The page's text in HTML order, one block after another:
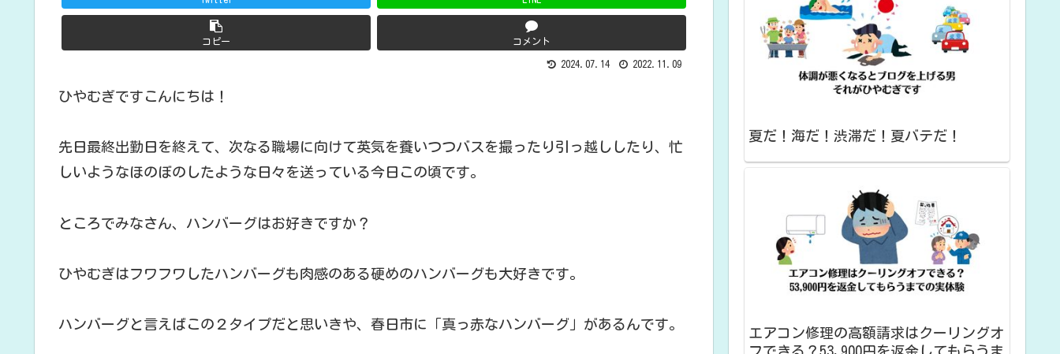
コピー コメント
2024.07.14 2022.11.09
ひやむぎですこんにちは！
先日最終出勤日を終えて、次なる職場に向けて英気を養いつつバスを撮ったり引っ越ししたり、忙
しいようなほのぼのしたような日々を送っている今日この頃です。
ところでみなさん、ハンバーグはお好きですか？
ひやむぎはフワフワしたハンバーグも肉感のある硬めのハンバーグも大好きです。
ハンバーグと言えばこの２タイプだと思いきや、春日市に「真っ赤なハンバーグ」があるんです。
夏だ！海だ！渋滞だ！夏バテだ！
エアコン修理の高額請求はクーリングオ
フできる？53,900円を返金してもらうま